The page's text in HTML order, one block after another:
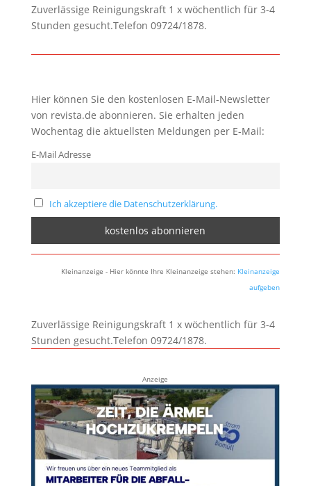
Zuverlässige Reinigungskraft 1 x wöchentlich für 3-4
Stunden gesucht.Telefon 09724/1878.
Hier können Sie den kostenlosen E-Mail-Newsletter
von revista.de abonnieren. Sie erhalten jeden
Wochentag die aktuellsten Meldungen per E-Mail:
E-Mail Adresse
Ich akzeptiere die Datenschutzerklärung.
Kleinanzeige - Hier könnte Ihre Kleinanzeige stehen: Kleinanzeige
aufgeben
Zuverlässige Reinigungskraft 1 x wöchentlich für 3-4
Stunden gesucht.Telefon 09724/1878.
Anzeige